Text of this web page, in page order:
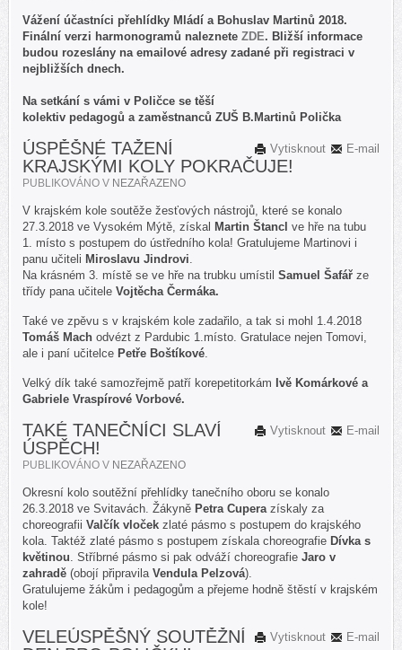
Vážení účastníci přehlídky Mládí a Bohuslav Martinů 2018.
Finální verzi harmonogramů naleznete ZDE. Bližší informace
budou rozeslány na emailové adresy zadané při registraci v
nejbližších dnech.
Na setkání s vámi v Poličce se těší
kolektiv pedagogů a zaměstnanců ZUŠ B.Martinů Polička
E-mail
Vytisknout
ÚSPĚŠNÉ TAŽENÍ
KRAJSKÝMI KOLY POKRAČUJE!
PUBLIKOVÁNO V NEZAŘAZENO
V krajském kole soutěže žesťových nástrojů, které se konalo
27.3.2018 ve Vysokém Mýtě, získal Martin Štancl ve hře na tubu
1. místo s postupem do ústředního kola! Gratulujeme Martinovi i
panu učiteli Miroslavu Jindrovi.
Na krásném 3. místě se ve hře na trubku umístil Samuel Šafář ze
třídy pana učitele Vojtěcha Čermáka.
Také ve zpěvu s v krajském kole zadařilo, a tak si mohl 1.4.2018
Tomáš Mach odvézt z Pardubic 1.místo. Gratulace nejen Tomovi,
ale i paní učitelce Petře Boštíkové.
Velký dík také samozřejmě patří korepetitorkám Ivě Komárkové a
Gabriele Vraspírové Vorbové.
E-mail
Vytisknout
TAKÉ TANEČNÍCI SLAVÍ
ÚSPĚCH!
PUBLIKOVÁNO V NEZAŘAZENO
Okresní kolo soutěžní přehlídky tanečního oboru se konalo
26.3.2018 ve Svitavách. Žákyně Petra Cuperazískaly za
choreografii Valčík vloček zlaté pásmo s postupem do krajského
kola. Taktéž zlaté pásmo s postupem získala choreografie Dívka s
květinou. Stříbrné pásmo si pak odváží choreografie Jaro v
zahradě (obojí připravila Vendula Pelzová).
Gratulujeme žákům i pedagogům a přejeme hodně štěstí v krajském
kole!
E-mail
Vytisknout
VELEÚSPĚŠNÝ SOUTĚŽNÍ